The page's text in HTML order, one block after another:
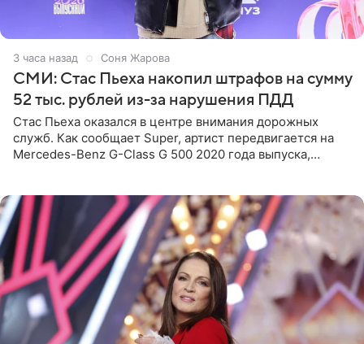
3 часа назад Соня Жарова
СМИ: Стас Пьеха накопил штрафов на сумму
52 тыс. рублей из-за нарушения ПДД
Стас Пьеха оказался в центре внимания дорожных
служб. Как сообщает Super, артист передвигается на
Mercedes-Benz G-Class G 500 2020 года выпуска,